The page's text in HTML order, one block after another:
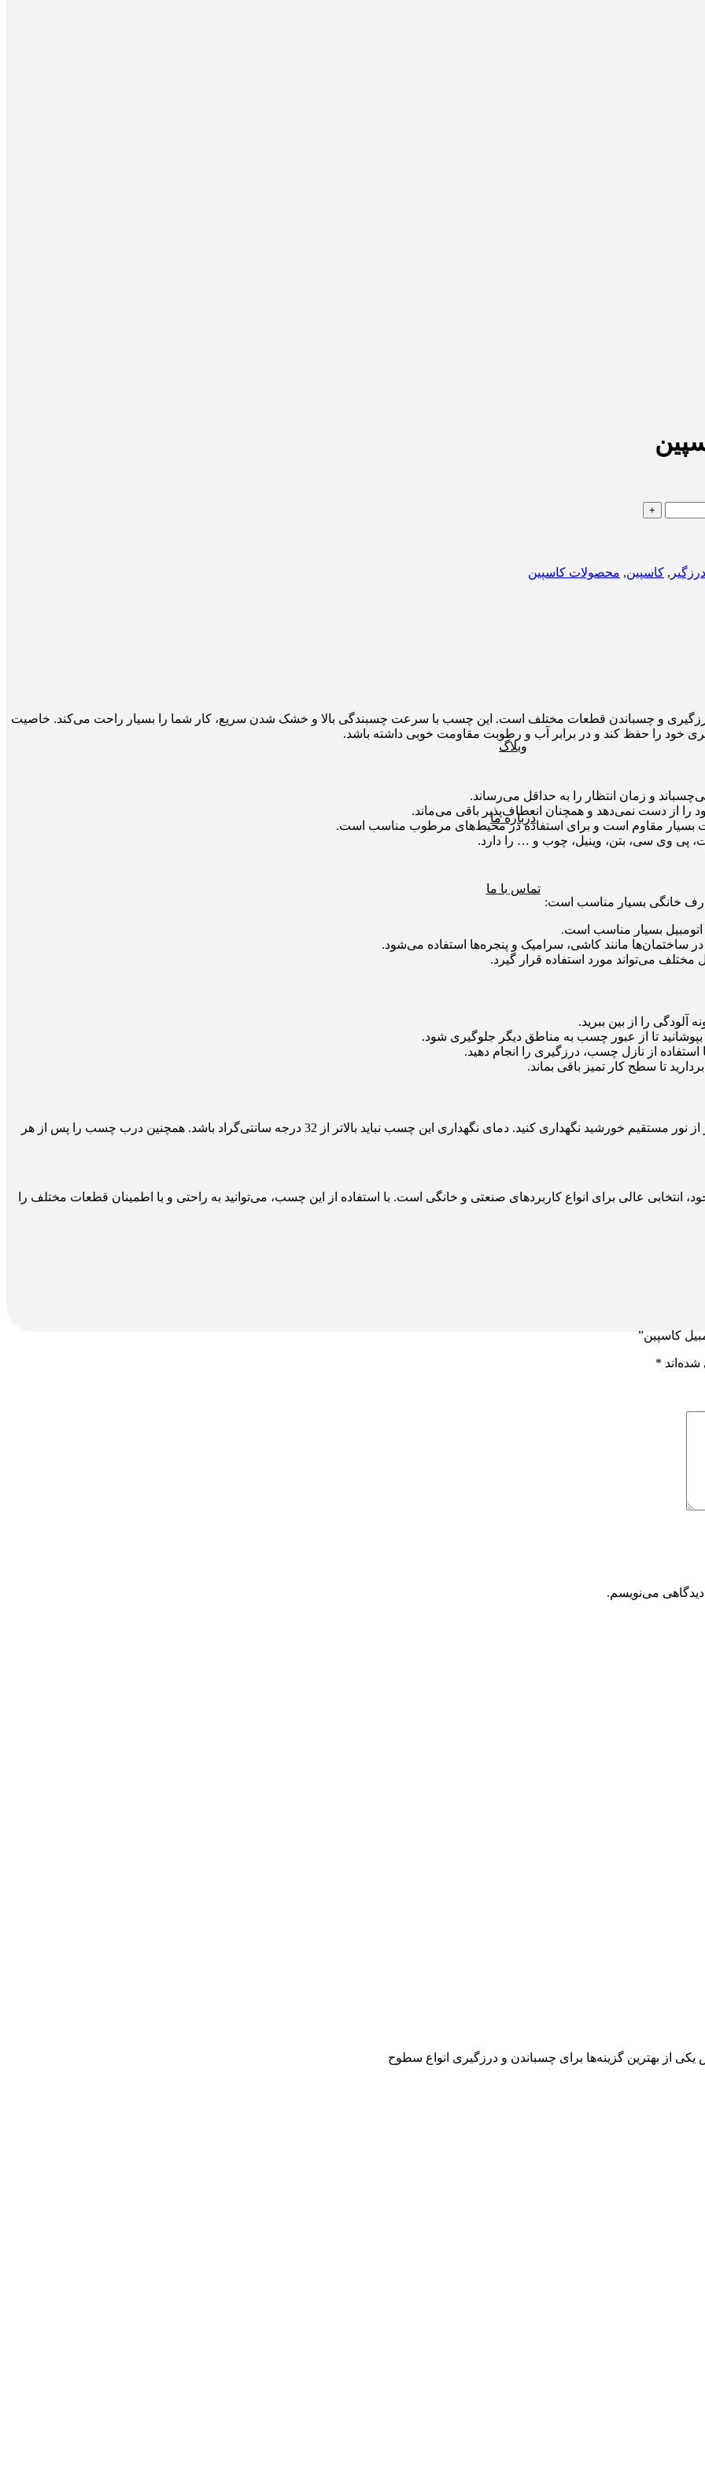
وبلاگ
درباره ما
تماس با ما
, کاسپین, محصولات کاسپین
درزگیری و چسباندن قطعات مختلف است. این چسب با سرعت چسبندگی بالا و خشک شدن سریع، کار شما را بسیار راحت می‌کند. خاصیت
خود را حفظ کند و در برابر آب و رطوبت مقاومت خوبی داشته باشد.
و زمان انتظار را به حداقل می‌رساند.
از دست نمی‌دهد و همچنان انعطاف‌پذیر باقی می‌ماند.
بسیار مقاوم است و برای استفاده در محیط‌های مرطوب مناسب است.
پی وی سی، بتن، وینیل، چوب و … را دارد.
خانگی بسیار مناسب است:
بسیار مناسب است.
ساختمان‌ها مانند کاشی، سرامیک و پنجره‌ها استفاده می‌شود.
می‌تواند مورد استفاده قرار گیرد.
آلودگی را از بین ببرید.
تا از عبور چسب به مناطق دیگر جلوگیری شود.
از نازل چسب، درزگیری را انجام دهید.
تا سطح کار تمیز باقی بماند.
چسب سیلیکون شیشه اتومبیل کاسپین را در جای خشک و خنک و دور از نور مستقیم خورشید نگهداری کنید. دمای نگهداری این چسب نباید بالاتر از 32 درجه سانتی‌گراد باشد. همچنین درب چسب را پس از هر
عالی برای انواع کاربردهای صنعتی و خانگی است. با استفاده از این چسب، می‌توانید به راحتی و با اطمینان قطعات مختلف را
کاسپین”
*
دیدگاهی می‌نویسم.
گزینه‌ها برای چسباندن و درزگیری انواع سطوح